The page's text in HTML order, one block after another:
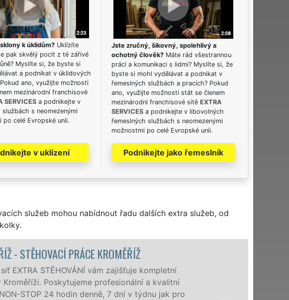
k úklidům?Uklízíte
pak skvělý pocit z té zářivé
Myslíte si, že byste si
a podnikat v úklidových
ano, využijte možnosti
mezinárodní franchisové
SERVICESa podnikejte v
službách s neomezenými
po celé Evropské unii.
v uklízení
Jste zručný, šikovný, spolehlivý a
ochotný člověk? Máte rád všestrannou
práci a komunikaci s lidmi? Myslíte si, že
byste si mohl vydělávat a podnikat v
řemeslných službách a pracích? Pokud
ano, využijte možnosti stát se členem
mezinárodní franchisové sítě EXTRA
SERVICES a podnikejte v libovolných
řemeslných službách s neomezenými
možnostmi po celé Evropské unii.
Podnikejte jako řemeslník
služeb mohou nabídnout řadu dalších extra služeb, od
zajišťuje kompletní
a kvalitní
7 dní v týdnu jak pro